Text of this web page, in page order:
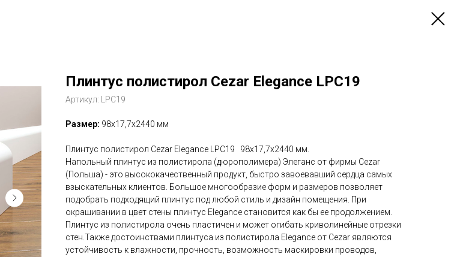
Плинтус полистирол Cezar Elegance LPC19
Артикул: LPC19
Размер: 98х17,7х2440 мм
Плинтус полистирол Cezar Elegance LPC19 98х17,7х2440 мм.
Напольный плинтус из полистирола (дюрополимера) Элеганс от фирмы Cezar
(Польша) - это высококачественный продукт, быстро завоевавший сердца самых
взыскательных клиентов. Большое многообразие форм и размеров позволяет
подобрать подходящий плинтус под любой стиль и дизайн помещения. При
окрашивании в цвет стены плинтус Elegance становится как бы ее продолжением.
Плинтус из полистирола очень пластичен и может огибать криволинейные отрезки
стен.Также достоинствами плинтуса из полистирола Elegance от Cezar являются
устойчивость к влажности, прочность, возможность маскировки проводов,